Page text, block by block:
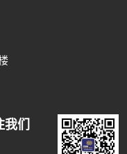
我们